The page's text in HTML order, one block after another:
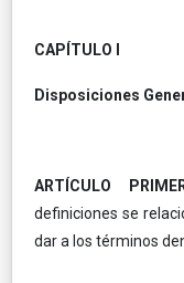
CAPÍTULO I
Disposiciones
ARTÍCULO
definiciones se
dar a los términos